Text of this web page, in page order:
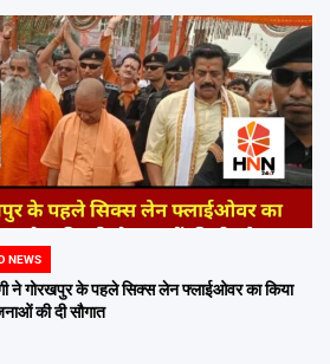
NEWS
ने गोरखपुर के पहले सिक्स लेन फ्लाईओवर का किया
की दी सौगात